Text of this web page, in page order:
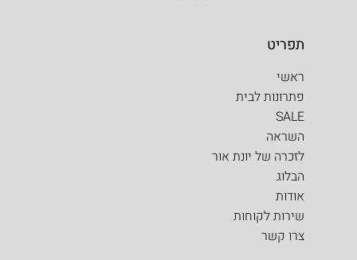
תפריט
ראשי
פתרונות לבית
SALE
השראה
לזכרה של יונת אור
הבלוג
אודות
שירות לקוחות
צרו קשר